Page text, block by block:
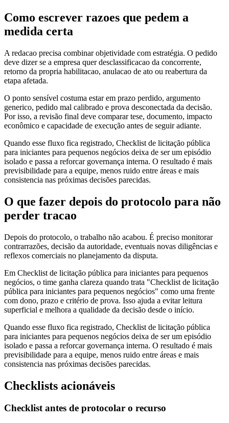
Como escrever razoes que pedem a
medida certa
A redacao precisa combinar objetividade com estratégia. O pedido
deve dizer se a empresa quer desclassificacao da concorrente,
retorno da propria habilitacao, anulacao de ato ou reabertura da
etapa afetada.
O ponto sensível costuma estar em prazo perdido, argumento
generico, pedido mal calibrado e prova desconectada da decisão.
Por isso, a revisão final deve comparar tese, documento, impacto
econômico e capacidade de execução antes de seguir adiante.
Quando esse fluxo fica registrado, Checklist de licitação pública
para iniciantes para pequenos negócios deixa de ser um episódio
isolado e passa a reforcar governança interna. O resultado é mais
previsibilidade para a equipe, menos ruido entre áreas e mais
consistencia nas próximas decisões parecidas.
O que fazer depois do protocolo para não
perder tracao
Depois do protocolo, o trabalho não acabou. É preciso monitorar
contrarrazões, decisão da autoridade, eventuais novas diligências e
reflexos comerciais no planejamento da disputa.
Em Checklist de licitação pública para iniciantes para pequenos
negócios, o time ganha clareza quando trata "Checklist de licitação
pública para iniciantes para pequenos negócios" como uma frente
com dono, prazo e critério de prova. Isso ajuda a evitar leitura
superficial e melhora a qualidade da decisão desde o início.
Quando esse fluxo fica registrado, Checklist de licitação pública
para iniciantes para pequenos negócios deixa de ser um episódio
isolado e passa a reforcar governança interna. O resultado é mais
previsibilidade para a equipe, menos ruido entre áreas e mais
consistencia nas próximas decisões parecidas.
Checklists acionáveis
Checklist antes de protocolar o recurso